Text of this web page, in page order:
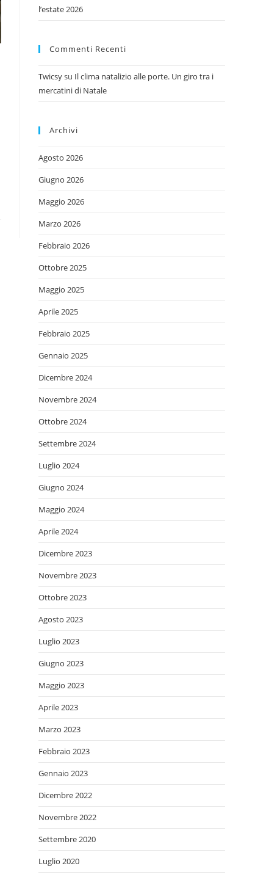
l’estate 2026
Commenti Recenti
Twicsysu Il clima natalizio alle porte. Un giro tra i
mercatini di Natale
Archivi
Agosto 2026
Giugno 2026
Maggio 2026
Marzo 2026
Febbraio 2026
Ottobre 2025
Maggio 2025
Aprile 2025
Febbraio 2025
Gennaio 2025
Dicembre 2024
Novembre 2024
Ottobre 2024
Settembre 2024
Luglio 2024
Giugno 2024
Maggio 2024
Aprile 2024
Dicembre 2023
Novembre 2023
Ottobre 2023
Agosto 2023
Luglio 2023
Giugno 2023
Maggio 2023
Aprile 2023
Marzo 2023
Febbraio 2023
Gennaio 2023
Dicembre 2022
Novembre 2022
Settembre 2020
Luglio 2020